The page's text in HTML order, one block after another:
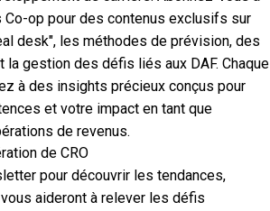
Co-op pour des contenus exclusifs sur
desk", les méthodes de prévision, des
gestion des défis liés aux DAF. Chaque
à des insights précieux conçus pour
et votre impact en tant que
de revenus.
de CRO
pour découvrir les tendances,
aideront à relever les défis